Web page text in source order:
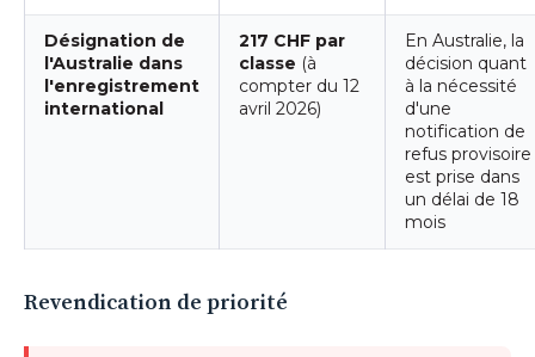
Désignation de
l'Australie dans
l'enregistrement
international
217 CHF par
classe (à
compter du 12
avril 2026)
En Australie, la
décision quant
à la nécessité
d'une
notification de
refus provisoire
est prise dans
un délai de 18
mois
Revendication de priorité